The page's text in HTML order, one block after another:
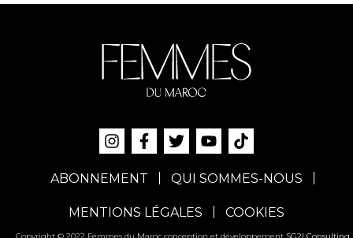
ABONNEMENT QUI SOMMES-NOUS
MENTIONS LÉGALES COOKIES
Copyright © 2022 Femmes du Maroc conception et développement SG2I Consulting